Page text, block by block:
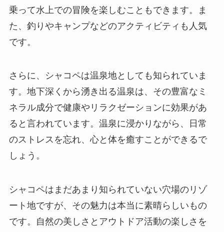
乗って水上での冒険を楽しむこともできます。ま
た、釣りやキャンプなどのアクティビティも人気
です。
さらに、シャコペは温泉地としても知られていま
す。地下深くから湧き出る温泉は、その豊富なミ
ネラル成分で健康やリラクゼーションに効果があ
ると言われています。温泉に浸かりながら、日常
のストレスを忘れ、心と体を癒すことができるで
しょう。
シャコペはまだあまり知られていない穴場のリゾ
ート地ですが、その魅力は本当に素晴らしいもの
です。自然の美しさとアウトドア活動の楽しさを